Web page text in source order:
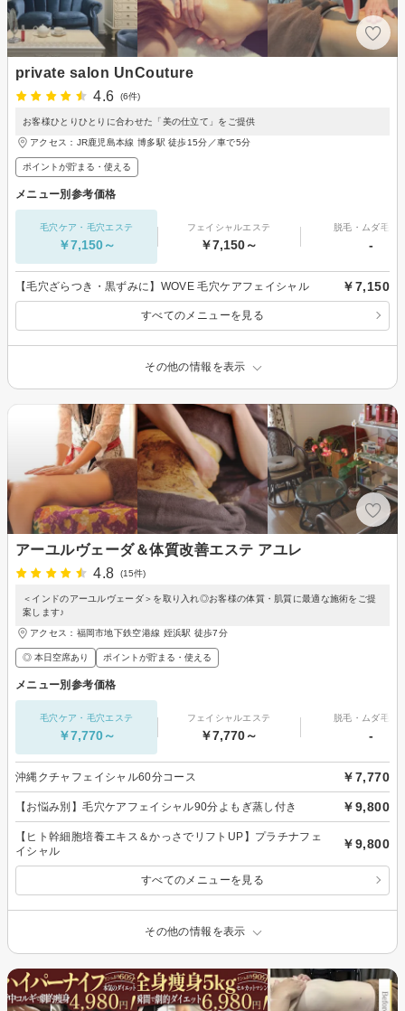
private salon UnCouture
4.6
(6件)
お客様ひとりひとりに合わせた「美の仕立て」をご提供
アクセス：JR鹿児島本線 博多駅 徒歩15分／車で5分
ポイントが貯まる・使える
メニュー別参考価格
毛穴ケア・毛穴エステ
￥7,150～
フェイシャルエステ
￥7,150～
脱毛・ムダ毛処
-
【毛穴ざらつき・黒ずみに】WOVE 毛穴ケアフェイシャル ￥7,150
すべてのメニューを見る
その他の情報を表示
アーユルヴェーダ＆体質改善エステ アユレ
4.8
(15件)
＜インドのアーユルヴェーダ＞を取り入れ◎お客様の体質・肌質に最適な施術をご提
案します♪
アクセス：福岡市地下鉄空港線 姪浜駅 徒歩7分
◎ 本日空席あり ポイントが貯まる・使える
メニュー別参考価格
毛穴ケア・毛穴エステ
￥7,770～
フェイシャルエステ
￥7,770～
脱毛・ムダ毛処
-
沖縄クチャフェイシャル60分コース ￥7,770
【お悩み別】毛穴ケアフェイシャル90分よもぎ蒸し付き ￥9,800
【ヒト幹細胞培養エキス＆かっさでリフトUP】プラチナフェ
イシャル
￥9,800
すべてのメニューを見る
その他の情報を表示